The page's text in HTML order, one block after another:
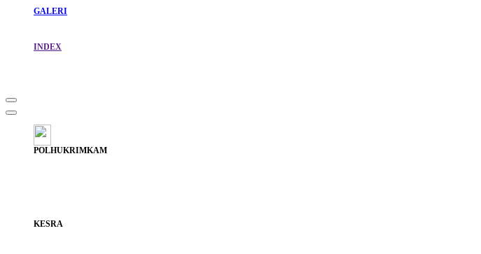
GALERI
INDEX
POLHUKRIMKAM
KESRA